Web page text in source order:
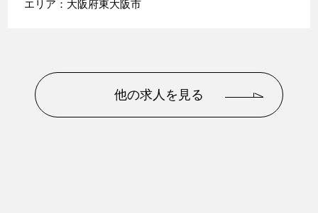
エリア：大阪府東大阪市
他の求人を見る